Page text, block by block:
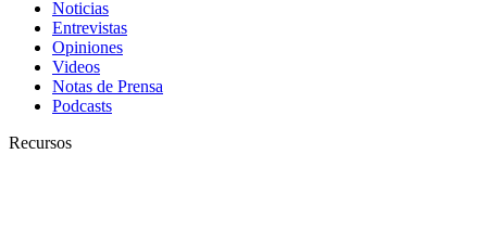
Noticias
Entrevistas
Opiniones
Videos
Notas de Prensa
Podcasts
Recursos